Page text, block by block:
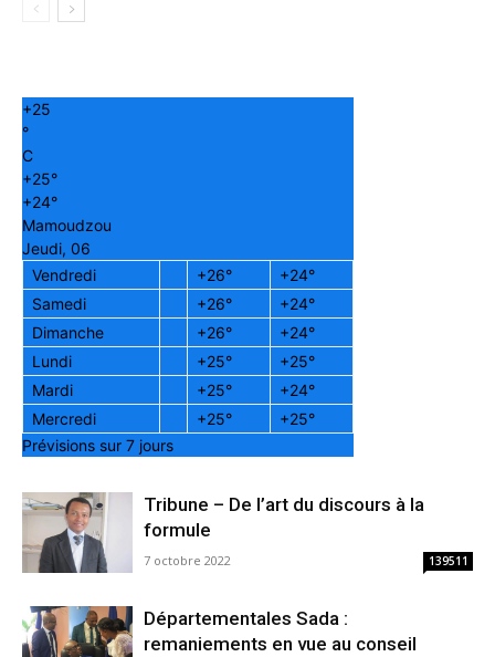
+25
°
C
+25°
+24°
Mamoudzou
Jeudi, 06
Vendredi
+26° +24°
Samedi
+26° +24°
Dimanche
+26° +24°
Lundi
+25° +25°
Mardi
+25° +24°
Mercredi
+25° +25°
Prévisions sur 7 jours
Tribune – De l’art du discours à la
formule
7 octobre 2022 139511
Départementales Sada :
remaniements en vue au conseil